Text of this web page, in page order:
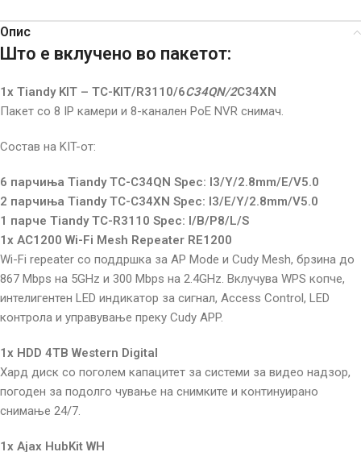
Опис
Што е вклучено во пакетот:
1x Tiandy KIT – TC-KIT/R3110/6C34QN/2C34XN
Пакет со 8 IP камери и 8-канален PoE NVR снимач.
Состав на KIT-от:
6 парчиња Tiandy TC-C34QN Spec: I3/Y/2.8mm/E/V5.0
2 парчиња Tiandy TC-C34XN Spec: I3/E/Y/2.8mm/V5.0
1 парче Tiandy TC-R3110 Spec: I/B/P8/L/S
1x AC1200 Wi-Fi Mesh Repeater RE1200
Wi-Fi repeater со поддршка за AP Mode и Cudy Mesh, брзина до
867 Mbps на 5GHz и 300 Mbps на 2.4GHz. Вклучува WPS копче,
интелигентен LED индикатор за сигнал, Access Control, LED
контрола и управување преку Cudy APP.
1x HDD 4TB Western Digital
Хард диск со поголем капацитет за системи за видео надзор,
погоден за подолго чување на снимките и континуирано
снимање 24/7.
1x Ajax HubKit WH